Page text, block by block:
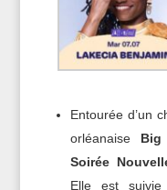
Entourée d’un
orléanaise Big
Soirée
Elle est